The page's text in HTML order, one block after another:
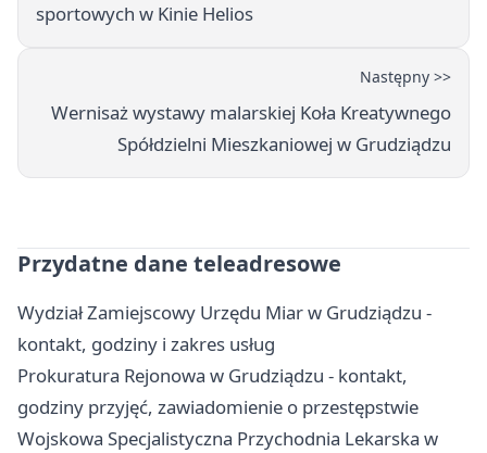
sportowych w Kinie Helios
Następny >>
Wernisaż wystawy malarskiej Koła Kreatywnego
Spółdzielni Mieszkaniowej w Grudziądzu
Przydatne dane teleadresowe
Wydział Zamiejscowy Urzędu Miar w Grudziądzu -
kontakt, godziny i zakres usług
Prokuratura Rejonowa w Grudziądzu - kontakt,
godziny przyjęć, zawiadomienie o przestępstwie
Wojskowa Specjalistyczna Przychodnia Lekarska w